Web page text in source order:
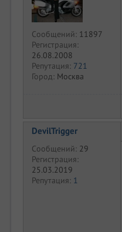
Сообщений: 11897
Регистрация:
26.08.2008
Репутация: 721
Город: Москва
DevilTrigger
Сообщений: 29
Регистрация:
25.03.2019
Репутация: 1